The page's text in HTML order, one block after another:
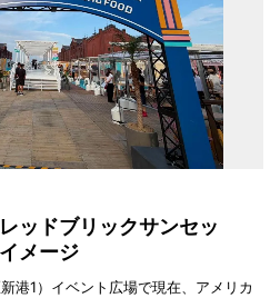
ッドブリックサンセッ
メージ
港1）イベント広場で現在、アメリカ